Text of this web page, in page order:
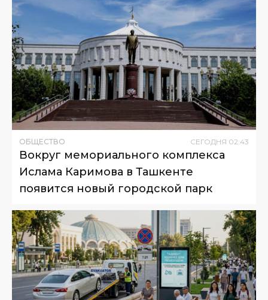
ОБЩЕСТВО СЕГОДНЯ 02:43
Вокруг мемориального комплекса
Ислама Каримова в Ташкенте
появится новый городской парк